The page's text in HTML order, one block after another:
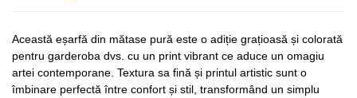
Această eșarfă din mătase pură este o adiție grațioasă și colorată
pentru garderoba dvs. cu un print vibrant ce aduce un omagiu
artei contemporane. Textura sa fină și printul artistic sunt o
îmbinare perfectă între confort și stil, transformând un simplu